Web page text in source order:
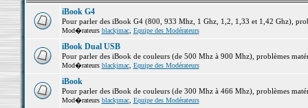
iBook G4
Pour parler des iBook G4 (800, 933 Mhz, 1 Ghz, 1,2, 1,33 et 1,42 Ghz),
Mod�rateurs blackjmac, Equipe des Modérateurs
iBook Dual USB
Pour parler des iBook de couleurs (de 500 Mhz à 900 Mhz), problèmes
Mod�rateurs blackjmac, Equipe des Modérateurs
iBook
Pour parler des iBook de couleurs (de 300 Mhz à 466 Mhz), problèmes
Mod�rateurs blackjmac, Equipe des Modérateurs